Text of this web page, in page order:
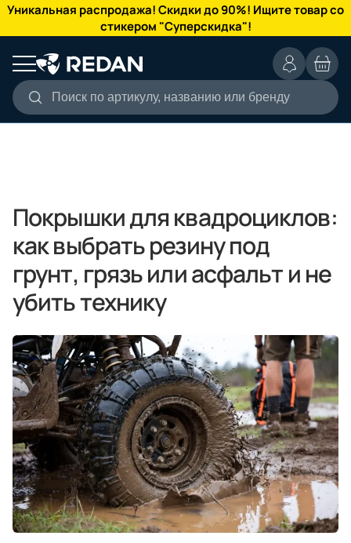
Уникальная распродажа! Скидки до 90%! Ищите товар со
стикером "Суперскидка"!
Поиск по артикулу, названию или бренду
КАТАЛОГ
Покрышки для квадроциклов:
как выбрать резину под
грунт, грязь или асфальт и не
убить технику